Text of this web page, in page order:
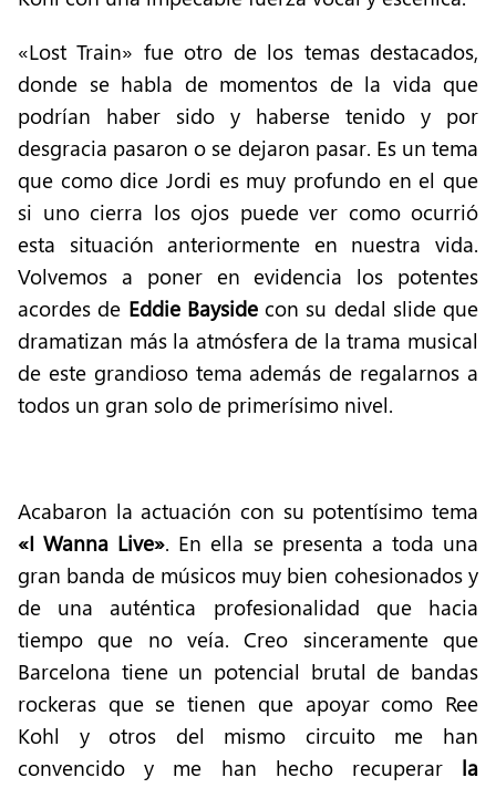
«Lost Train» fue otro de los temas destacados,
donde se habla de momentos de la vida que
podrían haber sido y haberse tenido y por
desgracia pasaron o se dejaron pasar. Es un tema
que como dice Jordi es muy profundo en el que
si uno cierra los ojos puede ver como ocurrió
esta situación anteriormente en nuestra vida.
Volvemos a poner en evidencia los potentes
acordes de Eddie Baysidecon su dedal slide que
dramatizan más la atmósfera de la trama musical
de este grandioso tema además de regalarnos a
todos un gran solo de primerísimo nivel.
Acabaron la actuación con su potentísimo tema
«I Wanna Live». En ella se presenta a toda una
gran banda de músicos muy bien cohesionados y
de una auténtica profesionalidad que hacia
tiempo que no veía. Creo sinceramente que
Barcelona tiene un potencial brutal de bandas
rockeras que se tienen que apoyar como Ree
Kohl y otros del mismo circuito me han
convencido y me han hecho recuperar la